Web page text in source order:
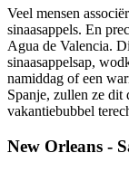
Veel mensen
sinaasappels. En
Agua de Valencia.
sinaasappelsap,
namiddag of een
Spanje, zullen ze dit
vakantiebubbel
New Orleans -